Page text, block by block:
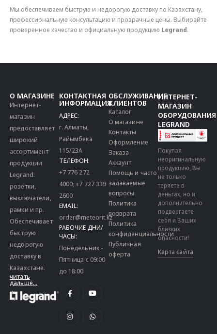
Мы обеспечиваем быструю и недорогую доставку по Казахстану,
профессиональную консультацию и прозрачные цены. Выбирайте
проверенное качество и официальную продукцию Legrand.
О МАГАЗИНЕ
Интернет-
магазин
предоставляет
широкий
ассортимент
продукции
Legrand:
розетки,
выключатели,
рамки и пр.
Обеспечивает
быструю
недорогую
доставку в
Казахстане.
читать
дальше...
КОНТАКТНАЯ
ИНФОРМАЦИЯ
АДРЕС:
г. Алматы,
Райымбека
115/23A
ТЕЛЕФОН:
+7 776 272
4000;+7 727 339
2600
EMAIL:
order@meteorit.kz
РАБОЧИЕ ДНИ/
ЧАСЫ:
Понедельник -
Пятница с 09:00
до 18:00
ОБСЛУЖИВАНИЕ
КЛИЕНТОВ
Каталог
О магазине
Контакты
Оформление
Заказа
Аккаунт
Помощь и часто
задаваемые
вопросы
Политика
возврата
Политика
конфиденциальности
Публичная
оферта
ИНТЕРНЕТ-
МАГАЗИН
ОБОРУДОВАНИЯ
LEGRAND
Покупая
неоригинальную
продукцию, Вы
не только
теряете в
деньгах, но и
дополнительно
подвергаете
себя и Ваших
близких
опасности!
Карта сайта